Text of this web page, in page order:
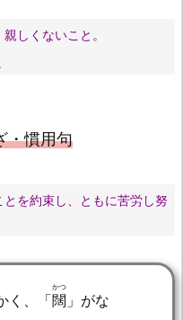
しくないこと。
・慣用句
とを約束し、ともに苦労し努
く、「闊
かつ
」がな